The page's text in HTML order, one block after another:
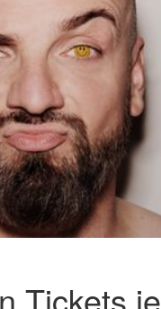
Tickets